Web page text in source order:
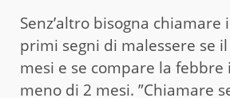
Senz’altro bisogna
primi segni di malessere se
mesi e se compare la febbre
meno di 2 mesi. ”Chiamare